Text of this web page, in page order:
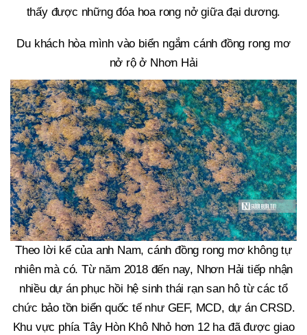
thấy được những đóa hoa rong nở giữa đại dương.
Du khách hòa mình vào biển ngắm cánh đồng rong mơ
nở rộ ở Nhơn Hải
Theo lời kể của anh Nam, cánh đồng rong mơ không tự
nhiên mà có. Từ năm 2018 đến nay, Nhơn Hải tiếp nhận
nhiều dự án phục hồi hệ sinh thái rạn san hô từ các tổ
chức bảo tồn biển quốc tế như GEF, MCD, dự án CRSD.
Khu vực phía Tây Hòn Khô Nhỏ hơn 12 ha đã được giao